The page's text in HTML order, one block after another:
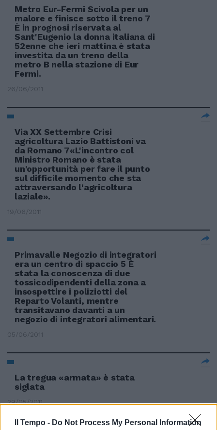
Il Tempo - Do Not Process My Personal Information
Metro Eur-Fermi Scivola per un
malore e finisce sotto il treno 7
È in prognosi riservata al
Sant'Eugenio la donna italiana di
52enne che ieri mattina è stata
investita da un treno della
metro B nella stazione di Eur
Fermi.
26/06/2011
Via XX Settembre Crisi
agricoltura Lazio Battistoni va
da Romano 7«L'incontro col
Ministro Romano è stata
un'opportunità per fare il punto
sul difficile momento che sta
attraversando l'agricoltura
laziale».
19/06/2011
Primavalle Negozio di integratori
era un centro di spaccio 5 È
stata la conoscenza di due
tossicodipendenti della zona a
insospettire i poliziotti del
Reparto Volanti, mentre
transitavano davanti a un
negozio di integratori alimentari.
05/06/2011
La tregua «armata» è stata
siglata
29/05/2011